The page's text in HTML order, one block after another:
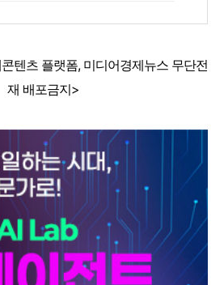
텐츠 플랫폼, 미디어경제뉴스 무단전
재 배포금지>